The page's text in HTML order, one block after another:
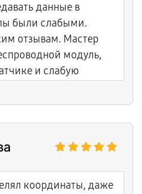
данные в
были слабыми.
отзывам. Мастер
модуль,
и слабую
Большое спасибо
рыбу с точными
координаты, даже